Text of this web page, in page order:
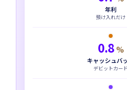
年利
預け入れだけ
0.8 %
キャッシュバ
デビットカード